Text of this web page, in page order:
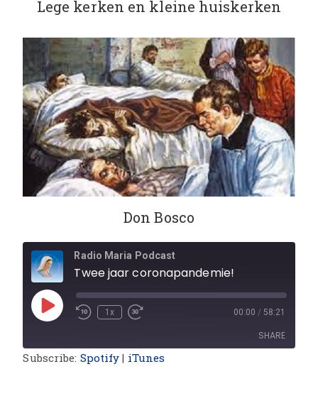
Lege kerken en kleine huiskerken
Don Bosco
Radio Maria Podcast
Twee jaar coronapandemie!
1x 00:00 / 58:21
SHARE
Subscribe: Spotify | iTunes